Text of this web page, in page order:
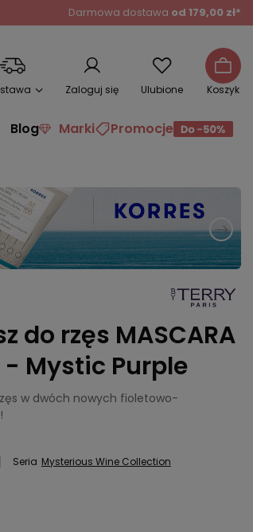
Darmowa dostawa od 179,00 zł*
Zaloguj się Ulubione Koszyk
Blog Marki Promocje
do rzęs MASCARA
- Mystic Purple
w dwóch nowych fioletowo-
Seria Mysterious Wine Collection